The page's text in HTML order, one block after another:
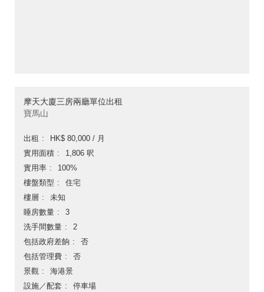
摩天大廈三房兩廳單位出租
寶馬山
出租
HK$ 80,000 / 月
實用面積
1,806 呎
實用率
100%
樓盤類型
住宅
樓層
未知
睡房數量
3
洗手間數量
2
包括政府差餉
否
包括管理費
否
景觀
海港景
設施／配套
停車場